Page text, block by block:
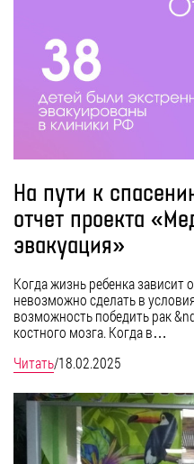
На пути к
отчет проекта
эвакуация»
Когда жизнь ребенка
невозможно сделать в
возможность победить рак
костного мозга. Когда в…
Читать/18.02.2025